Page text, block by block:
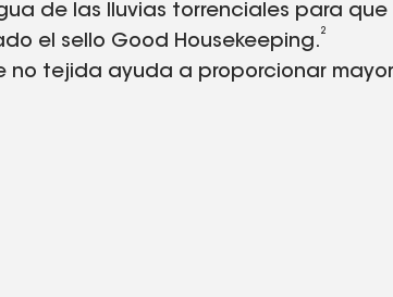
de las lluvias torrenciales para
el sello Good Housekeeping.
2
no tejida ayuda a proporcionar
rayos UV: